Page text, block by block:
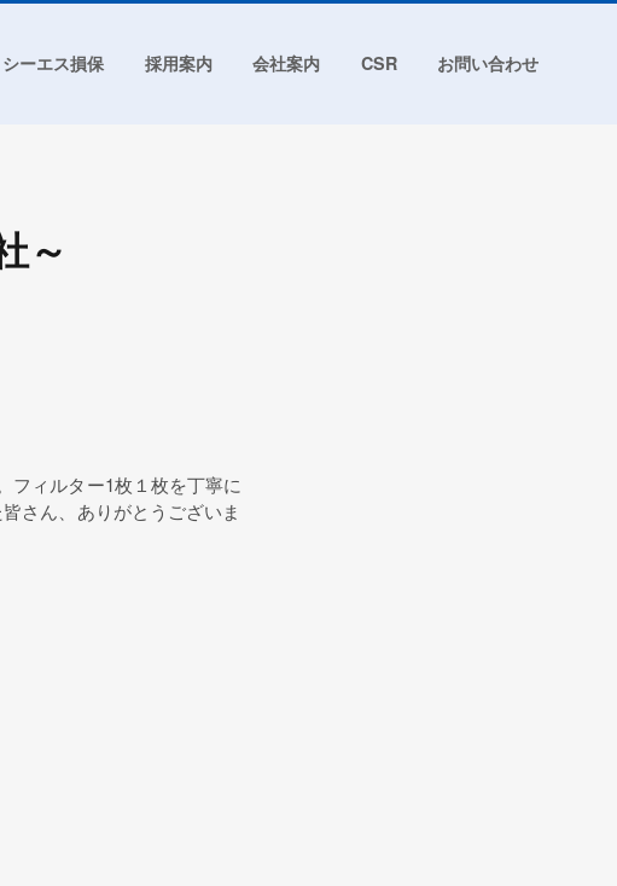
シーエス損保 採用案内 会社案内 CSR お問い合わせ
～
ィルター1枚１枚を丁寧に
さん、ありがとうございま